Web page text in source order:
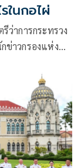
ในกอไผ่
าการกระทรวง
ข่าวกรองแห่ง